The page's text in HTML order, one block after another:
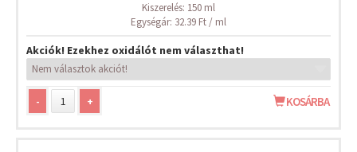
Kiszerelés: 150 ml
Egységár: 32.39 Ft / ml
Akciók! Ezekhez oxidálót nem választhat!
- + KOSÁRBA